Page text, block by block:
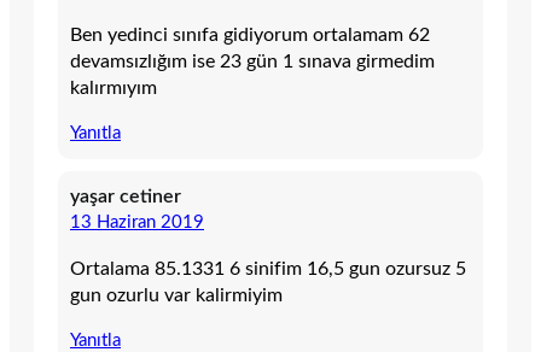
Ben yedinci sınıfa gidiyorum ortalamam 62
devamsızlığım ise 23 gün 1 sınava girmedim
kalırmıyım
Yanıtla
yaşar cetiner
13 Haziran 2019
Ortalama 85.1331 6 sinifim 16,5 gun ozursuz 5
gun ozurlu var kalirmiyim
Yanıtla